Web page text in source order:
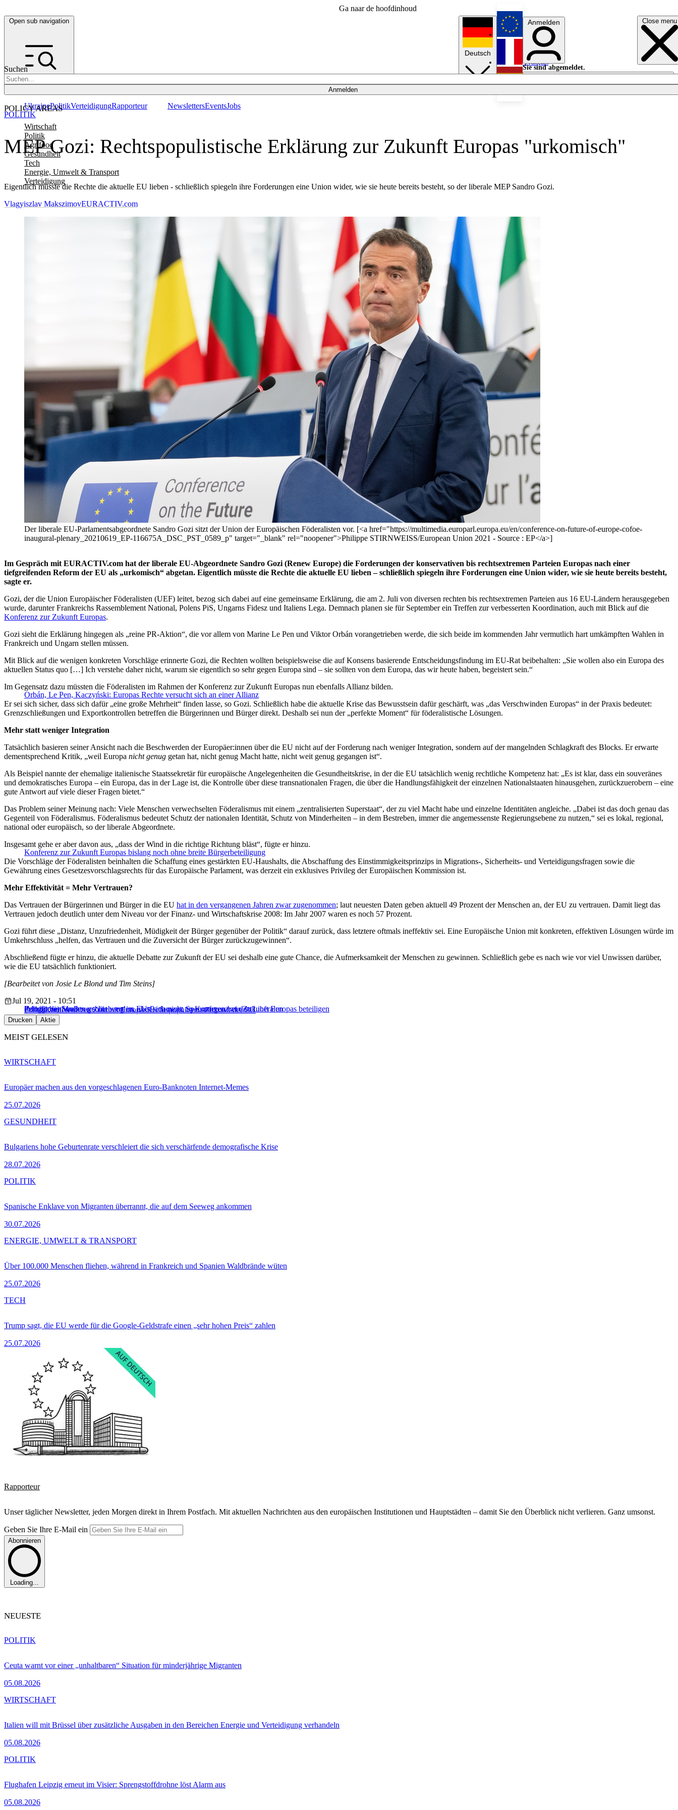
Ga naar de hoofdinhoud
Open sub navigation Close menu
Suchen
Anmelden
POLICY AREAS
Wirtschaft
Politik
Agrifood
Gesundheit
Tech
Energie, Umwelt & Transport
Verteidigung
UkrainePolitikVerteidigungRapporteur NewslettersEventsJobs
Deutsch
English
Français
Anmelden
Sie sind abgemeldet.
Anmelden
Licht aus
MEP Gozi: Rechtspopulistische Erklärung zur Zukunft Europas "urkomisch"
Eigentlich müsste die Rechte die aktuelle EU lieben - schließlich spiegeln ihre Forderungen eine Union wider, wie sie heute bereits besteht, so der liberale MEP Sandro Gozi.
POLITIK
Vlagyiszlav MakszimovEURACTIV.com
Der liberale EU-Parlamentsabgeordnete Sandro Gozi sitzt der Union der Europäischen Föderalisten vor. [<a href="https://multimedia.europarl.europa.eu/en/conference-on-future-of-europe-cofoe-
inaugural-plenary_20210619_EP-116675A_DSC_PST_0589_p" target="_blank" rel="noopener">Philippe STIRNWEISS/European Union 2021 - Source : EP</a>]
Im Gespräch mit EURACTIV.com hat der liberale EU-Abgeordnete Sandro Gozi (Renew Europe) die Forderungen der konservativen bis rechtsextremen Parteien Europas nach einer
tiefgreifenden Reform der EU als „urkomisch“ abgetan. Eigentlich müsste die Rechte die aktuelle EU lieben – schließlich spiegeln ihre Forderungen eine Union wider, wie sie heute bereits besteht,
sagte er.
Gozi, der die Union Europäischer Föderalisten (UEF) leitet, bezog sich dabei auf eine gemeinsame Erklärung, die am 2. Juli von diversen rechten bis rechtsextremen Parteien aus 16 EU-Ländern herausgegeben
wurde, darunter Frankreichs Rassemblement National, Polens PiS, Ungarns Fidesz und Italiens Lega. Demnach planen sie für September ein Treffen zur verbesserten Koordination, auch mit Blick auf die
Konferenz zur Zukunft Europas.
Gozi sieht die Erklärung hingegen als „reine PR-Aktion“, die vor allem von Marine Le Pen und Viktor Orbán vorangetrieben werde, die sich beide im kommenden Jahr vermutlich hart umkämpften Wahlen in
Frankreich und Ungarn stellen müssen.
Mit Blick auf die wenigen konkreten Vorschläge erinnerte Gozi, die Rechten wollten beispielsweise die auf Konsens basierende Entscheidungsfindung im EU-Rat beibehalten: „Sie wollen also ein Europa des
aktuellen Status quo […] Ich verstehe daher nicht, warum sie eigentlich so sehr gegen Europa sind – sie sollten von dem Europa, das wir heute haben, begeistert sein.“
Orbán, Le Pen, Kaczyński: Europas Rechte versucht sich an einer Allianz
Im Gegensatz dazu müssten die Föderalisten im Rahmen der Konferenz zur Zukunft Europas nun ebenfalls Allianz bilden.
Er sei sich sicher, dass sich dafür „eine große Mehrheit“ finden lasse, so Gozi. Schließlich habe die aktuelle Krise das Bewusstsein dafür geschärft, was „das Verschwinden Europas“ in der Praxis bedeutet:
Grenzschließungen und Exportkontrollen betreffen die Bürgerinnen und Bürger direkt. Deshalb sei nun der „perfekte Moment“ für föderalistische Lösungen.
Mehr statt weniger Integration
Tatsächlich basieren seiner Ansicht nach die Beschwerden der Europäer:innen über die EU nicht auf der Forderung nach weniger Integration, sondern auf der mangelnden Schlagkraft des Blocks. Er erwarte
dementsprechend Kritik, „weil Europa nicht genug getan hat, nicht genug Macht hatte, nicht weit genug gegangen ist“.
Als Beispiel nannte der ehemalige italienische Staatssekretär für europäische Angelegenheiten die Gesundheitskrise, in der die EU tatsächlich wenig rechtliche Kompetenz hat: „Es ist klar, dass ein souveränes
und demokratisches Europa – ein Europa, das in der Lage ist, die Kontrolle über diese transnationalen Fragen, die über die Handlungsfähigkeit der einzelnen Nationalstaaten hinausgehen, zurückzuerobern – eine
gute Antwort auf viele dieser Fragen bietet.“
Das Problem seiner Meinung nach: Viele Menschen verwechselten Föderalismus mit einem „zentralisierten Superstaat“, der zu viel Macht habe und einzelne Identitäten angleiche. „Dabei ist das doch genau das
Gegenteil von Föderalismus. Föderalismus bedeutet Schutz der nationalen Identität, Schutz von Minderheiten – in dem Bestreben, immer die angemessenste Regierungsebene zu nutzen,“ sei es lokal, regional,
national oder europäisch, so der liberale Abgeordnete.
Konferenz zur Zukunft Europas bislang noch ohne breite Bürgerbeteiligung
Insgesamt gehe er aber davon aus, „dass der Wind in die richtige Richtung bläst“, fügte er hinzu.
Die Vorschläge der Föderalisten beinhalten die Schaffung eines gestärkten EU-Haushalts, die Abschaffung des Einstimmigkeitsprinzips in Migrations-, Sicherheits- und Verteidigungsfragen sowie die
Gewährung eines Gesetzesvorschlagsrechts für das Europäische Parlament, was derzeit ein exklusives Privileg der Europäischen Kommission ist.
Mehr Effektivität = Mehr Vertrauen?
Das Vertrauen der Bürgerinnen und Bürger in die EU hat in den vergangenen Jahren zwar zugenommen; laut neuesten Daten geben aktuell 49 Prozent der Menschen an, der EU zu vertrauen. Damit liegt das
Vertrauen jedoch deutlich unter dem Niveau vor der Finanz- und Wirtschaftskrise 2008: Im Jahr 2007 waren es noch 57 Prozent.
Gozi führt diese „Distanz, Unzufriedenheit, Müdigkeit der Bürger gegenüber der Politik“ darauf zurück, dass letztere oftmals ineffektiv sei. Eine Europäische Union mit konkreten, effektiven Lösungen würde im
Umkehrschluss „helfen, das Vertrauen und die Zuversicht der Bürger zurückzugewinnen“.
Abschließend fügte er hinzu, die aktuelle Debatte zur Zukunft der EU sei deshalb eine gute Chance, die Aufmerksamkeit der Menschen zu gewinnen. Schließlich gebe es nach wie vor viel Unwissen darüber,
wie die EU tatsächlich funktioniert.
[Bearbeitet von Josie Le Blond und Tim Steins]
Zeit für die Straße
(Mögliche) Machtverschiebung im EU-Parlament; Spannungen bei den Liberalen
Portugiesen wollen gehört werden, aber sich nicht an Konferenz zur Zukunft Europas beteiligen
Jul 19, 2021 - 10:51
PolitikKonferenz zur Zukunft EuropasRechtspopulismusZukunft der EU
Drucken Aktie
MEIST GELESEN
Europäer machen aus den vorgeschlagenen Euro-Banknoten Internet-Memes
25.07.2026
WIRTSCHAFT
Bulgariens hohe Geburtenrate verschleiert die sich verschärfende demografische Krise
28.07.2026
GESUNDHEIT
Spanische Enklave von Migranten überrannt, die auf dem Seeweg ankommen
30.07.2026
POLITIK
Über 100.000 Menschen fliehen, während in Frankreich und Spanien Waldbrände wüten
25.07.2026
ENERGIE, UMWELT & TRANSPORT
Trump sagt, die EU werde für die Google-Geldstrafe einen „sehr hohen Preis“ zahlen
25.07.2026
TECH
Rapporteur
Unser täglicher Newsletter, jeden Morgen direkt in Ihrem Postfach. Mit aktuellen Nachrichten aus den europäischen Institutionen und Hauptstädten – damit Sie den Überblick nicht verlieren. Ganz umsonst.
Geben Sie Ihre E-Mail ein
Abonnieren
Loading...
NEUESTE
Ceuta warnt vor einer „unhaltbaren“ Situation für minderjährige Migranten
05.08.2026
POLITIK
Italien will mit Brüssel über zusätzliche Ausgaben in den Bereichen Energie und Verteidigung verhandeln
05.08.2026
WIRTSCHAFT
Flughafen Leipzig erneut im Visier: Sprengstoffdrohne löst Alarm aus
05.08.2026
POLITIK